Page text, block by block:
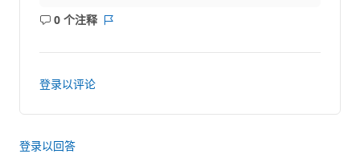
0 个注释
无
登录以评论
登录以回答